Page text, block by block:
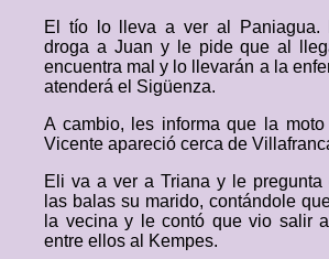
El tío lo lleva a ver al Paniagua.
droga a Juan y le pide que al
encuentra mal y lo llevarán a la
atenderá el Sigüenza.
A cambio, les informa que la
Vicente apareció cerca de
Eli va a ver a Triana y le pregunta
las balas su marido, contándole
la vecina y le contó que vio salir
entre ellos al Kempes.